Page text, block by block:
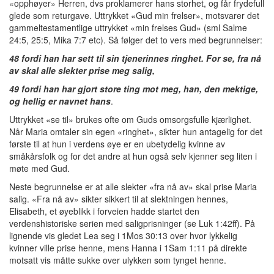
«opphøyer» Herren, dvs proklamerer hans storhet, og får frydefull
glede som returgave. Uttrykket «Gud min frelser», motsvarer det
gammeltestamentlige uttrykket «min frelses Gud» (sml Salme
24:5, 25:5, Mika 7:7 etc). Så følger det to vers med begrunnelser:
48 fordi han har sett til sin tjenerinnes ringhet. For se, fra nå
av skal alle slekter prise meg salig,
49 fordi han har gjort store ting mot meg, han, den mektige,
og hellig er navnet hans.
Uttrykket «se til» brukes ofte om Guds omsorgsfulle kjærlighet.
Når Maria omtaler sin egen «ringhet», sikter hun antagelig for det
første til at hun i verdens øye er en ubetydelig kvinne av
småkårsfolk og for det andre at hun også selv kjenner seg liten i
møte med Gud.
Neste begrunnelse er at alle slekter «fra nå av» skal prise Maria
salig. «Fra nå av» sikter sikkert til at slektningen hennes,
Elisabeth, et øyeblikk i forveien hadde startet den
verdenshistoriske serien med saligprisninger (se Luk 1:42ff). På
lignende vis gledet Lea seg i 1Mos 30:13 over hvor lykkelig
kvinner ville prise henne, mens Hanna i 1Sam 1:11 på direkte
motsatt vis måtte sukke over ulykken som tynget henne.